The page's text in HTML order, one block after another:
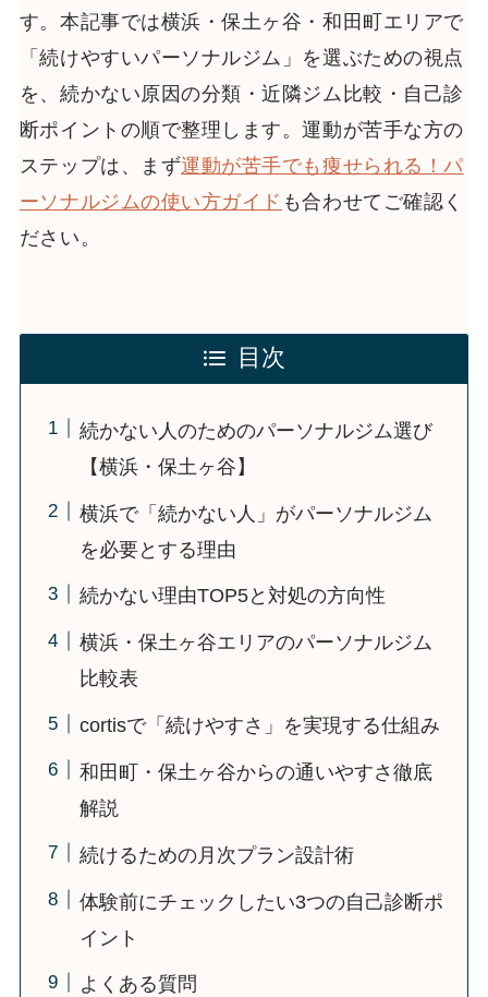
す。本記事では横浜・保土ヶ谷・和田町エリアで
「続けやすいパーソナルジム」を選ぶための視点
を、続かない原因の分類・近隣ジム比較・自己診
断ポイントの順で整理します。運動が苦手な方の
ステップは、まず運動が苦手でも痩せられる！パ
ーソナルジムの使い方ガイド も合わせてご確認く
ださい。
目次
続かない人のためのパーソナルジム選び
【横浜・保土ヶ谷】
横浜で「続かない人」がパーソナルジム
を必要とする理由
続かない理由TOP5と対処の方向性
横浜・保土ヶ谷エリアのパーソナルジム
比較表
cortisで「続けやすさ」を実現する仕組み
和田町・保土ヶ谷からの通いやすさ徹底
解説
続けるための月次プラン設計術
体験前にチェックしたい3つの自己診断ポ
イント
よくある質問